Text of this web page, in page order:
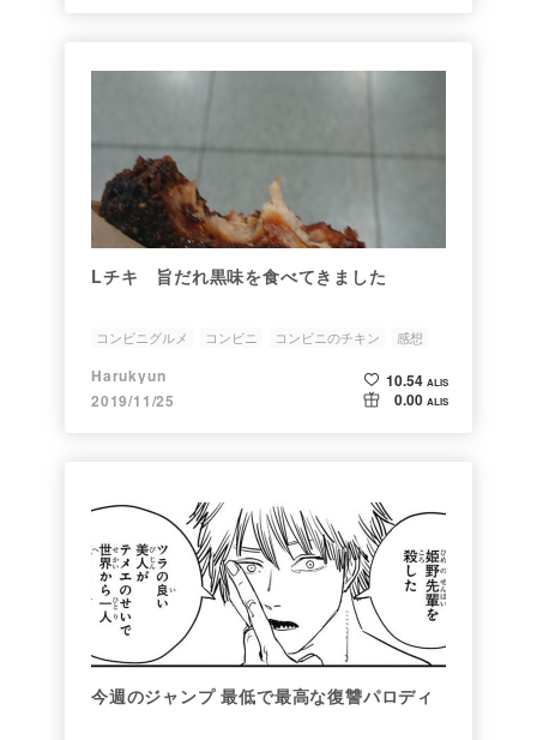
Lチキ 旨だれ黒味を食べてきました
コンビニグルメ コンビニ コンビニのチキン 感想
Harukyun
2019/11/25
10.54 ALIS
0.00 ALIS
今週のジャンプ 最低で最高な復讐パロディ